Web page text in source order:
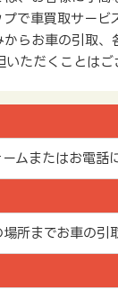
で車買取サービ
らお車の引取、
ただくことはご
ムまたはお電話
所までお車の引